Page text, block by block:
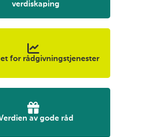
verdiskaping
for rådgivningstjenester
av gode råd